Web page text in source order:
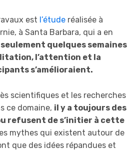
est l’étude réalisée à
à Santa Barbara, qui a en
seulement quelques semaines
l’attention et la
s’amélioraient.
scientifiques et les recherches
ce domaine, il y a toujours des
refusent de s’initier à cette
mythes qui existent autour de
que des idées répandues et